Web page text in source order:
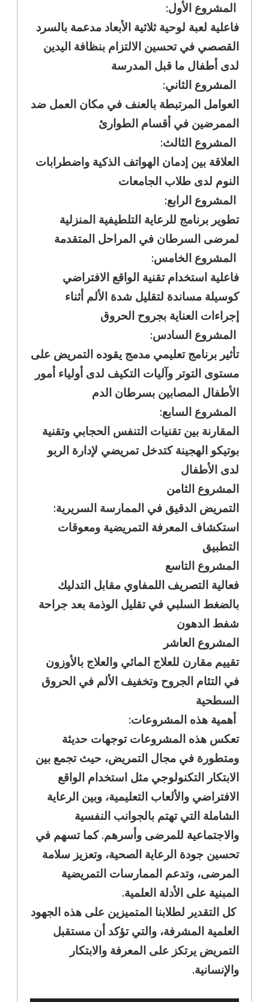
المشروع الأول:
فاعلية لعبة لوحية ثلاثية الأبعاد مدعمة بالسرد
القصصي في تحسين الالتزام بنظافة اليدين
لدى أطفال ما قبل المدرسة
المشروع الثاني:
العوامل المرتبطة بالعنف في مكان العمل ضد
الممرضين في أقسام الطوارئ
المشروع الثالث:
العلاقة بين إدمان الهواتف الذكية واضطرابات
النوم لدى طلاب الجامعات
المشروع الرابع:
تطوير برنامج للرعاية التلطيفية المنزلية
لمرضى السرطان في المراحل المتقدمة
المشروع الخامس:
فاعلية استخدام تقنية الواقع الافتراضي
كوسيلة مساندة لتقليل شدة الألم أثناء
إجراءات العناية بجروح الحروق
المشروع السادس:
تأثير برنامج تعليمي مدمج يقوده التمريض على
مستوى التوتر وآليات التكيف لدى أولياء أمور
الأطفال المصابين بسرطان الدم
المشروع السابع:
المقارنة بين تقنيات التنفس الحجابي وتقنية
بوتيكو الهجينة كتدخل تمريضي لإدارة الربو
لدى الأطفال
المشروع الثامن
التمريض الدقيق في الممارسة السريرية:
استكشاف المعرفة التمريضية ومعوقات
التطبيق
المشروع التاسع
فعالية التصريف اللمفاوي مقابل التدليك
بالضغط السلبي في تقليل الوذمة بعد جراحة
شفط الدهون
المشروع العاشر
تقييم مقارن للعلاج المائي والعلاج بالأوزون
في التئام الجروح وتخفيف الألم في الحروق
السطحية
أهمية هذه المشروعات:
تعكس هذه المشروعات توجهات حديثة
ومتطورة في مجال التمريض، حيث تجمع بين
الابتكار التكنولوجي مثل استخدام الواقع
الافتراضي والألعاب التعليمية، وبين الرعاية
الشاملة التي تهتم بالجوانب النفسية
والاجتماعية للمرضى وأسرهم. كما تسهم في
تحسين جودة الرعاية الصحية، وتعزيز سلامة
المرضى، وتدعم الممارسات التمريضية
المبنية على الأدلة العلمية.
كل التقدير لطلابنا المتميزين على هذه الجهود
العلمية المشرفة، والتي تؤكد أن مستقبل
التمريض يرتكز على المعرفة والابتكار
والإنسانية.